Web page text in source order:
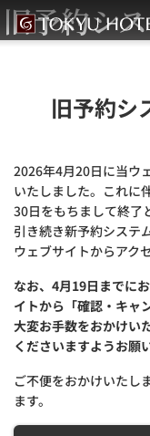
旧予約シ
旧予約シ
2026年4月20日に当ウ
いたしました。これに
30日をもちまして終了
引き続き新予約システ
ウェブサイトからアク
なお、4月19日までに
イトから「確認・キャ
大変お手数をおかけい
くださいますようお願
ご不便をおかけいたし
ます。